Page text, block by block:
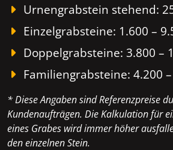
Urnengrabstein stehend:
Einzelgrabsteine: 1.600 –
Doppelgrabsteine: 3.800 –
Familiengrabsteine: 4.200
* Diese Angaben sind Referenzpreise
Kundenaufträgen. Die Kalkulation für
eines Grabes wird immer höher
den einzelnen Stein.